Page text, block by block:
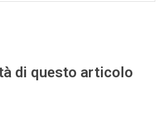
di questo articolo